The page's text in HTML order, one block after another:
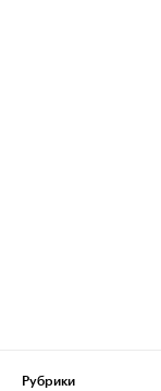
Рубрики